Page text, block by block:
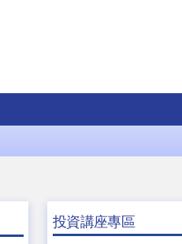
投資講座專區